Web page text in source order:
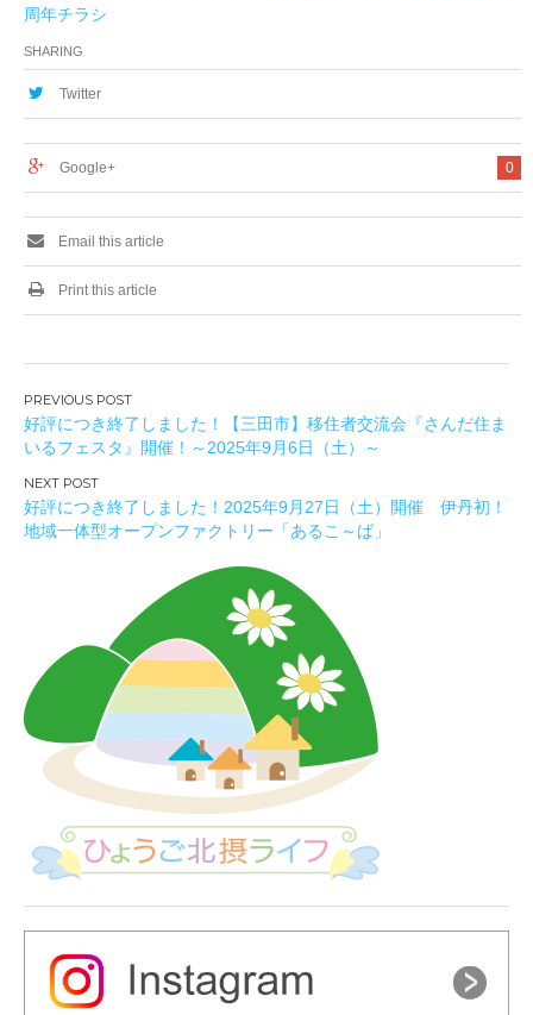
周年チラシ
SHARING
Twitter
0
Google+
Email this article
Print this article
投
稿
ナ
ビ
ゲ
好評につき終了しました！【三田市】移住者交流会『さんだ住ま
いるフェスタ』開催！～2025年9月6日（土）～
好評につき終了しました！2025年9月27日（土）開催 伊丹初！
地域一体型オープンファクトリー「あるこ～ば」